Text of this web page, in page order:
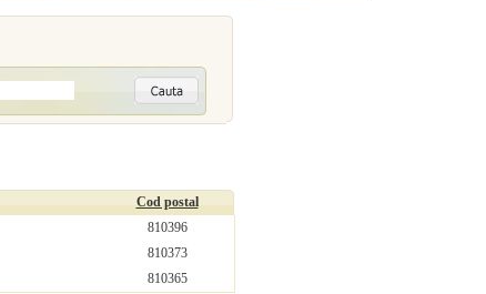
Cod postal
810396
810373
810365